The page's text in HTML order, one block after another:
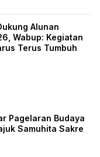
Alunan
Wabup: Kegiatan
Terus Tumbuh
Pagelaran Budaya
Samuhita Sakre